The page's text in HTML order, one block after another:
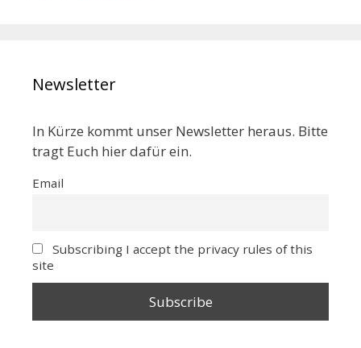
Newsletter
In Kürze kommt unser Newsletter heraus. Bitte
tragt Euch hier dafür ein.
Email
Subscribing I accept the privacy rules of this
site